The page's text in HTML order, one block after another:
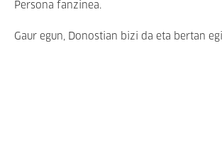
Persona fanzinea.
Gaur egun, Donostian bizi da eta bertan